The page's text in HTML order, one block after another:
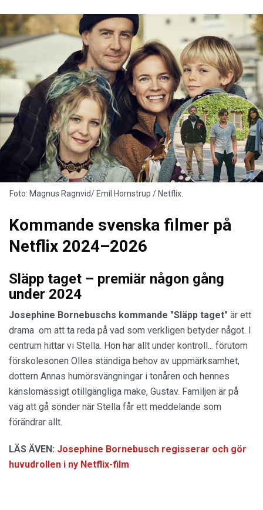
Foto: Magnus Ragnvid/ Emil Hornstrup / Netflix.
Kommande svenska filmer på
Netflix 2024–2026
Släpp taget – premiär någon gång
under 2024
Josephine Bornebuschs kommande "Släpp taget" är ett
drama om att ta reda på vad som verkligen betyder något. I
centrum hittar vi Stella. Hon har allt under kontroll... förutom
förskolesonen Olles ständiga behov av uppmärksamhet,
dottern Annas humörsvängningar i tonåren och hennes
känslomässigt otillgängliga make, Gustav. Familjen är på
väg att gå sönder när Stella får ett meddelande som
förändrar allt.
LÄS ÄVEN: Josephine Bornebusch regisserar och gör
huvudrollen i ny Netflix-film